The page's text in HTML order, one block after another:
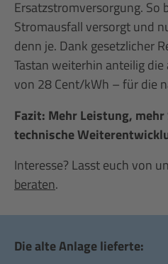
Ersatzstromversorgung. So
Stromausfall versorgt und
denn je. Dank gesetzlicher
Tastan weiterhin anteilig die
von 28Cent/kWh –für die n
Fazit: Mehr Leistung,
technische
Interesse? Lasst euch von
beraten.
Die alte Anlage lieferte: